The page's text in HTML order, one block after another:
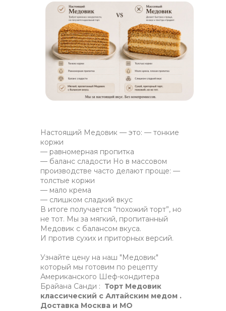
Настоящий Медовик — это: — тонкие
коржи
— равномерная пропитка
— баланс сладости Но в массовом
производстве часто делают проще: —
толстые коржи
— мало крема
— слишком сладкий вкус
В итоге получается “похожий торт”, но
не тот. Мы за мягкий, пропитанный
Медовик с балансом вкуса.
И против сухих и приторных версий.
Узнайте цену на наш "Медовик"
который мы готовим по рецепту
Американского Шеф-кондитера
Брайана Санди : Торт Медовик
классический с Алтайским медом .
Доставка Москва и МО